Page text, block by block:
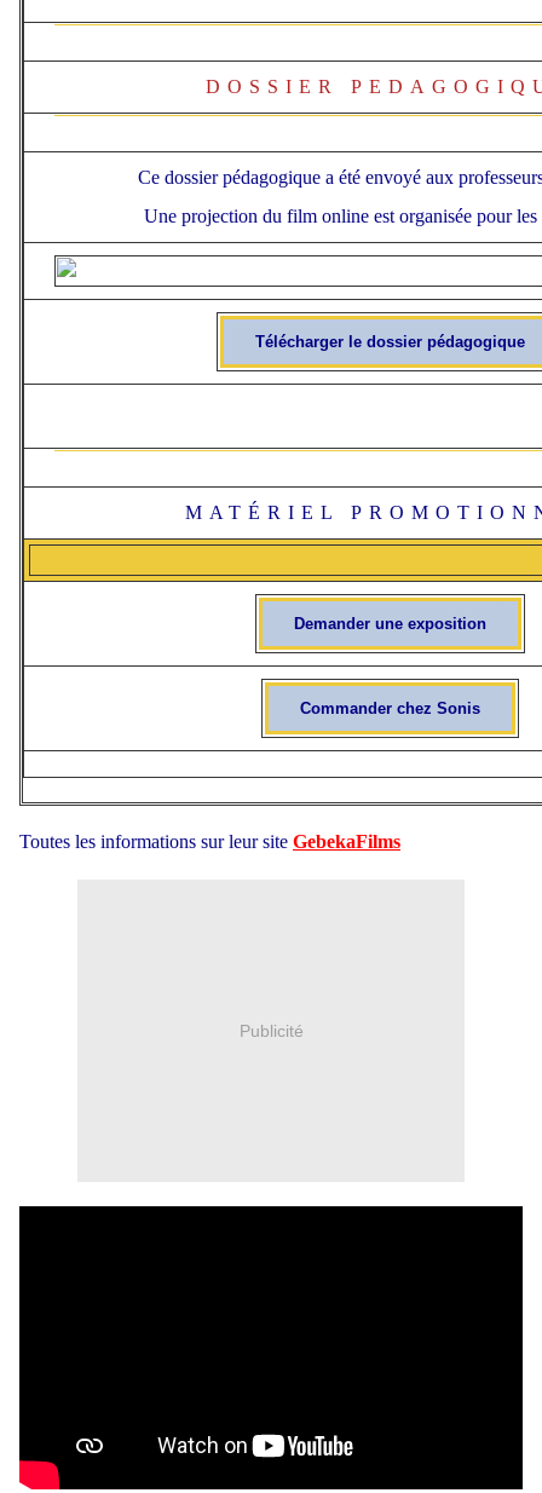
DOSSIER
Ce dossier pédagogique a été envoyé aux
Une projection du film online est organisée pour les
Télécharger le dossier pédagogique
MATÉRIEL
Demander une exposition
Commander chez Sonis
Toutes les informations sur leur site GebekaFilms
Publicité